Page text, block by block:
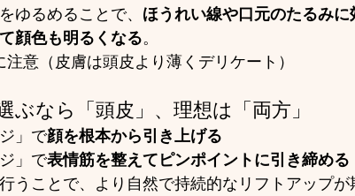
ゆるめることで、 ほうれい線や口元のたるみに
顔色も明るくなる。
意（皮膚は頭皮より薄くデリケート）
ぶなら「頭皮」、理想は「両方」
」で顔を根本から引き上げる
」で表情筋を整えてピンポイントに引き締める
うことで、より自然で持続的なリフトアップが